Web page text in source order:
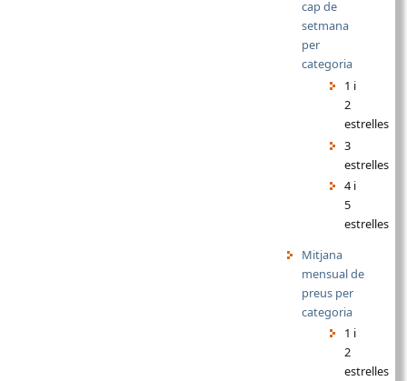
cap de
setmana
per
categoria
1 i
2
estrelles
3
estrelles
4 i
5
estrelles
Mitjana
mensual de
preus per
categoria
1 i
2
estrelles